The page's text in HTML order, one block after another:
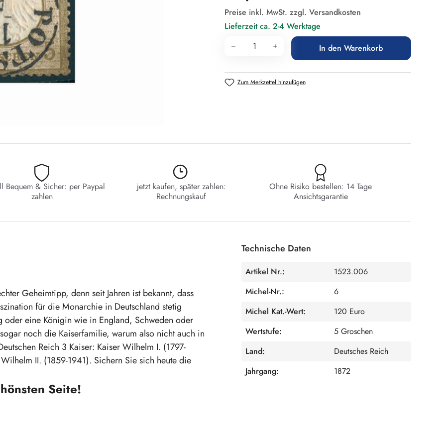
Preise inkl. MwSt. zzgl. Versandkosten
Lieferzeit ca. 2-4 Werktage
Produkt Anzahl: Gib den gewünschten
In den Warenkorb
Zum Merkzettel hinzufügen
Bequem & Sicher: per Paypal
zahlen
jetzt kaufen, später zahlen:
Rechnungskauf
Ohne Risiko bestellen: 14 Tage
Ansichtsgarantie
Geheimtipp, denn seit Jahren ist bekannt, dass
für die Monarchie in Deutschland stetig
oder eine Königin wie in England, Schweden oder
noch die Kaiserfamilie, warum also nicht auch in
Reich 3 Kaiser: Kaiser Wilhelm I. (1797-
II. (1859-1941). Sichern Sie sich heute die
Seite!
Technische Daten
Artikel Nr.:
1523.006
Michel-Nr.:
6
Michel Kat.-Wert:
120 Euro
Wertstufe:
5 Groschen
Land:
Deutsches Reich
Jahrgang:
1872